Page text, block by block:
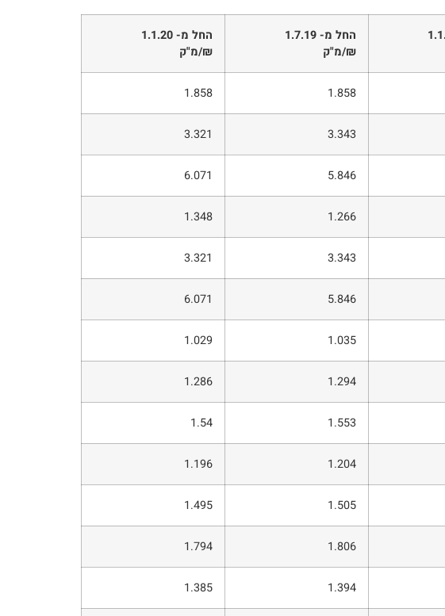
החל מ- 1.7.19
₪
/מ"ק
החל מ- 1.1.20
₪
/מ"ק
1.858
1.858
3.343
3.321
5.846
6.071
1.266
1.348
3.343
3.321
5.846
6.071
1.035
1.029
1.294
1.286
1.553
1.54
1.204
1.196
1.505
1.495
1.806
1.794
1.394
1.385